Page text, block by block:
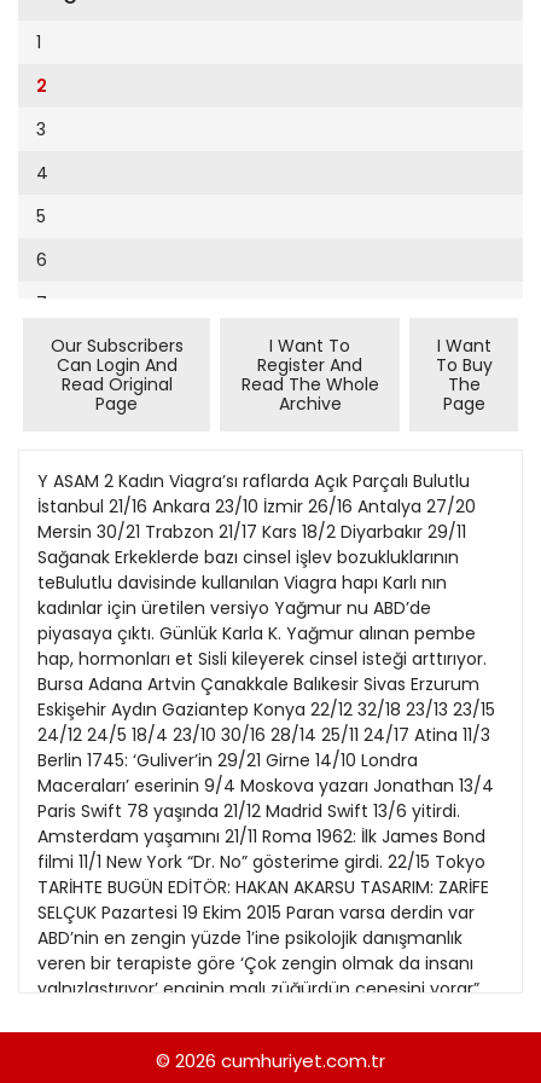
Cumhuriyet Sağlıklı Beslenme
Cumhuriyet Sokak
Cumhuriyet Spor
Cumhuriyet Strateji
Cumhuriyet Tarım
Cumhuriyet Yılbaşı
Çerçeve Eki
Dergi Eki
Ekonomi Eki
Evleniyoruz
Güney Dogu
Kitap Eki
Özel Ekler
Özel Okullar
Sevgililer Günü
Siyaset Eki
Sürdürülebilir yaşam
Turizm Eki
Yerel Yönetimler
1994
1991
1990
1989
1988
1987
1986
1985
1984
1983
1982
1981
1980
9
10
11
12
13
14
15
16
19
20
21
22
23
24
25
26
27
28
29
30
31
1
2
3
4
5
6
7
11
12
13
14
15
16
17
18
19
20
21
22
23
Our Subscribers
Can Login And
Read Original
Page
I Want To
Register And
Read The Whole
Archive
I Want
To Buy
The
Page
Y ASAM 2 Kadın Viagra’sı raflarda Açık Parçalı Bulutlu
İstanbul 21/16 Ankara 23/10 İzmir 26/16 Antalya 27/20
Mersin 30/21 Trabzon 21/17 Kars 18/2 Diyarbakır 29/11
Sağanak Erkeklerde bazı cinsel işlev bozukluklarının
teBulutlu davisinde kullanılan Viagra hapı Karlı nın
kadınlar için üretilen versiyo Yağmur nu ABD’de
piyasaya çıktı. Günlük Karla K. Yağmur alınan pembe
hap, hormonları et Sisli kileyerek cinsel isteği arttırıyor.
Bursa Adana Artvin Çanakkale Balıkesir Sivas Erzurum
Eskişehir Aydın Gaziantep Konya 22/12 32/18 23/13 23/15
24/12 24/5 18/4 23/10 30/16 28/14 25/11 24/17 Atina 11/3
Berlin 1745: ‘Guliver’in 29/21 Girne 14/10 Londra
Maceraları’ eserinin 9/4 Moskova yazarı Jonathan 13/4
Paris Swift 78 yaşında 21/12 Madrid Swift 13/6 yitirdi.
Amsterdam yaşamını 21/11 Roma 1962: İlk James Bond
filmi 11/1 New York “Dr. No” gösterime girdi. 22/15 Tokyo
TARİHTE BUGÜN EDİTÖR: HAKAN AKARSU TASARIM: ZARİFE
SELÇUK Pazartesi 19 Ekim 2015 Paran varsa derdin var
ABD’nin en zengin yüzde 1’ine psikolojik danışmanlık
veren bir terapiste göre ‘Çok zengin olmak da insanı
yalnızlaştırıyor’ enginin malı züğürdün çenesini yorar”
ötürü pek mutlu olmadıkları anlaşılıyor. The Guardian
gazetesi, eskiden Wall Street’te çalışırken artık New
© 2026 cumhuriyet.com.tr